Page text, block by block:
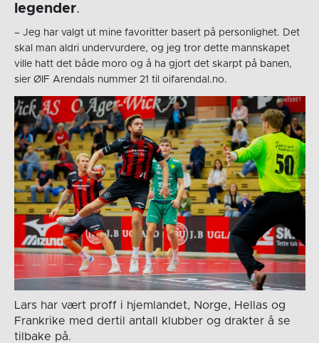
legender.
– Jeg har valgt ut mine favoritter basert på personlighet. Det
skal man aldri undervurdere, og jeg tror dette mannskapet
ville hatt det både moro og å ha gjort det skarpt på banen,
sier ØIF Arendals nummer 21 til oifarendal.no.
Lars har vært proff i hjemlandet, Norge, Hellas og
Frankrike med dertil antall klubber og drakter å se
tilbake på.